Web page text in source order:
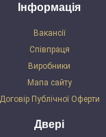
Інформація
Вакансії
Співпраця
Виробники
Мапа сайту
Договір Публічної Оферти
Двері